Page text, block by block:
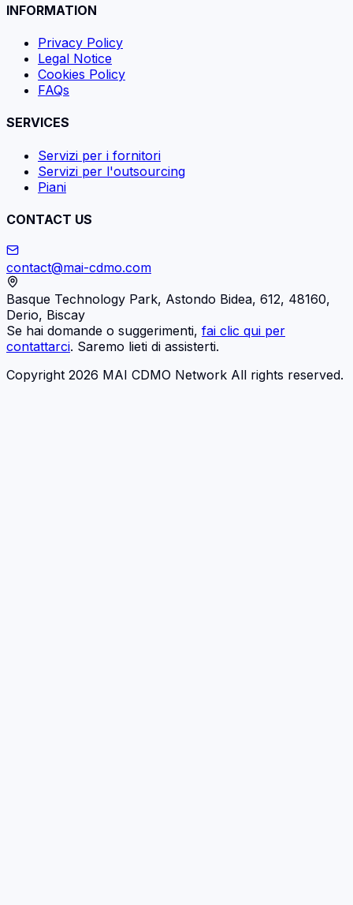
INFORMATION
Privacy Policy
Legal Notice
Cookies Policy
FAQs
SERVICES
Servizi per i fornitori
Servizi per l'outsourcing
Piani
CONTACT US
contact@mai-cdmo.com
Basque Technology Park, Astondo Bidea, 612, 48160,
Derio, Biscay
Se hai domande o suggerimenti, fai clic qui per
contattarci. Saremo lieti di assisterti.
Copyright 2026 MAI CDMO Network All rights reserved.